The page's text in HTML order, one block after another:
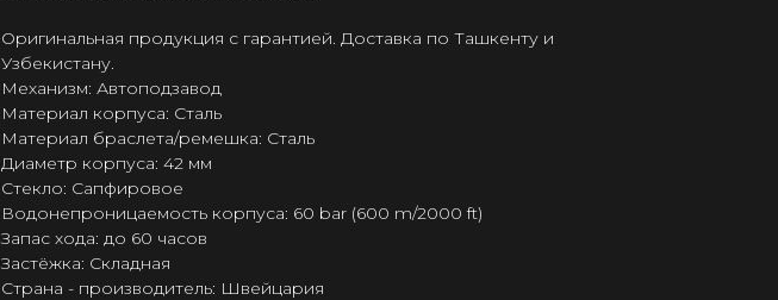
Оригинальная продукция с гарантией. Доставка по Ташкенту и
Узбекистану.
Механизм: Автоподзавод
Материал корпуса: Сталь
Материал браслета/ремешка: Сталь
Диаметр корпуса: 42 мм
Стекло: Сапфировое
Водонепроницаемость корпуса: 60 bar (600 m/2000 ft)
Запас хода: до 60 часов
Застёжка: Складная
Страна - производитель: Швейцария